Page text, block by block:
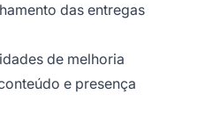
das entregas
de melhoria
e presença